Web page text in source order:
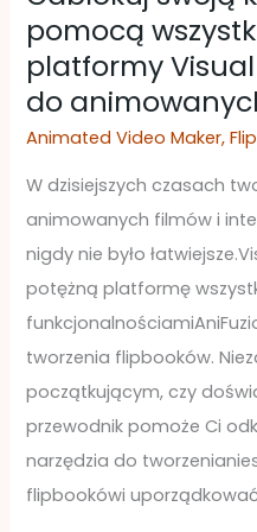
pomocą
platformy
do
Animated Video Maker,
W dzisiejszych czasach
animowanych filmów i
nigdy nie było
potężną platformę
tworzenia flipbooków.
początkującym, czy
przewodnik pomoże Ci
narzędzia do
flipbookówi
Online
do
animowanych
flipbooków